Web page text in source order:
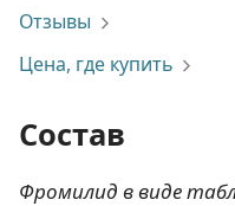
Отзывы
Цена, где купить
Состав
Фромилид в виде